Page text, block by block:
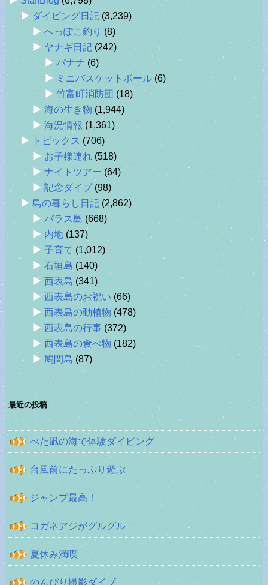
ダイビング日記 (3,239)
へっぽこ釣り (8)
ヤナギ日記 (242)
バナナ (6)
ミニバスケットボール (6)
竹富町消防団 (18)
海の生き物 (1,944)
海況情報 (1,361)
トピックス (706)
お子様連れ (518)
ナイトツアー (64)
記念ダイブ (98)
島の暮らし日記 (2,862)
バラス島 (668)
内地 (137)
子育て (1,012)
石垣島 (140)
西表島 (341)
西表島のお祝い (66)
西表島の動植物 (478)
西表島の行事 (372)
西表島の食べ物 (182)
鳩間島 (87)
最近の投稿
べた凪の海で体験ダイビング
台風前にたっぷり遊ぶ
ジャンプ最高！
コガネアジがグルグル
夏休み満喫
のんびり撮影ダイブ